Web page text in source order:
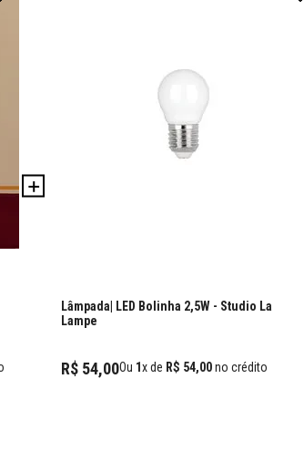
Lâmpada| LED Bolinha 2,5W - Studio La
Lampe
R$ 54,00Ou 1x de R$ 54,00no crédito